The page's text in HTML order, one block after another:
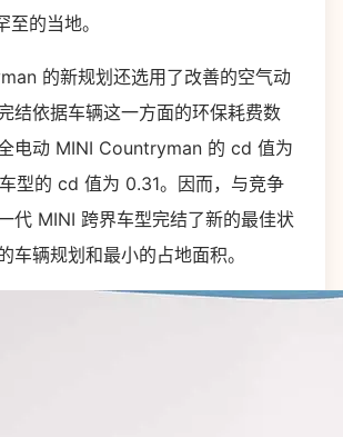
的当地。
的新规划还选用了改善的空气动
结依据车辆这一方面的环保耗费数
电动 MINI Countryman 的 cd 值为
型的 cd 值为 0.31。因而，与竞争
代 MINI 跨界车型完结了新的最佳状
车辆规划和最小的占地面积。